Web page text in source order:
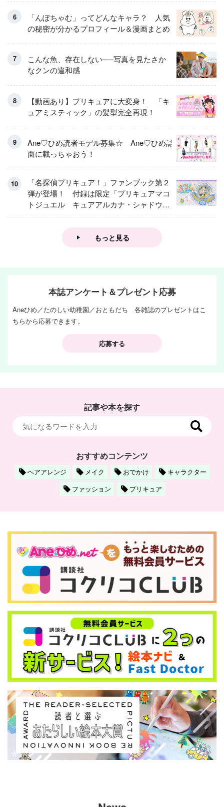
「んぽちゃむ」ってどんなキャラ？ 人気
の秘密が分かるプロフィール＆漫画まとめ
こんな魚、存在しない──写真を見たさか
なクンの違和感
【動画あり】プリキュアに大変身！ 「キ
ュアミスティック」の髪型完全再現！
Ane♡ひめ読者モデル募集☆ Ane♡ひめ誌
面に載っちゃおう！
「名探偵プリキュア！」ファンブック第２
弾が登場！ 付録は限定「プリキュアマコ
トジュエル キュアアルカナ・シャドウ
アイスver.」 キュアエクレールを大特
もっと見る
本誌アンケート＆プレゼント応募
Aneひめ／たのしい幼稚園／おともだち 各雑誌のプレゼントはこ
ちらから応募できます。
応募する
記事や本を探す
おすすめコンテンツ
ヘアアレンジ メイク おでかけ
キャラクター
ファッション
プリキュア